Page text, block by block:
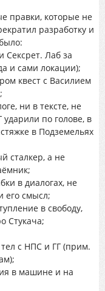
правки, которые не
разработку и
Сексрет. Лаб за
и сами локации);
квест с Василием
ни в тексте, не
ударили по голове, в
в Подземельях
сталкер, а не
в диалогах, не
его смысл;
в свободу,
Стукача;
с НПС и ГГ (прим.
в машине и на